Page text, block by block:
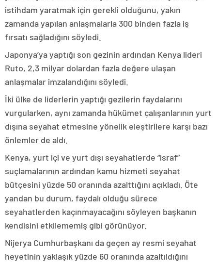
istihdam yaratmak için gerekli olduğunu, yakın
zamanda yapılan anlaşmalarla 300 binden fazla iş
fırsatı sağladığını söyledi.
Japonya’ya yaptığı son gezinin ardından Kenya lideri
Ruto, 2,3 milyar dolardan fazla değere ulaşan
anlaşmalar imzalandığını söyledi.
İki ülke de liderlerin yaptığı gezilerin faydalarını
vurgularken, aynı zamanda hükümet çalışanlarının yurt
dışına seyahat etmesine yönelik eleştirilere karşı bazı
önlemler de aldı.
Kenya, yurt içi ve yurt dışı seyahatlerde “israf”
suçlamalarının ardından kamu hizmeti seyahat
bütçesini yüzde 50 oranında azalttığını açıkladı. Öte
yandan bu durum, faydalı olduğu sürece
seyahatlerden kaçınmayacağını söyleyen başkanın
kendisini etkilememiş gibi görünüyor.
Nijerya Cumhurbaşkanı da geçen ay resmi seyahat
heyetinin yaklaşık yüzde 60 oranında azaltıldığını